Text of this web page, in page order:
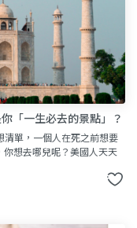
「一生必去的景點」？
單，一個人在死之前想要
想去哪兒呢？美國人天天